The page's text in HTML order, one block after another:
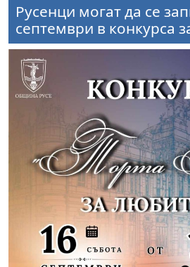
Русенци могат да се
септември в конкурса